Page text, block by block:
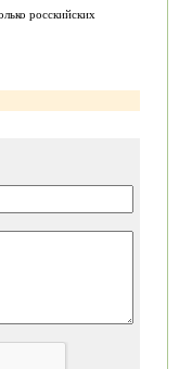
росскийских